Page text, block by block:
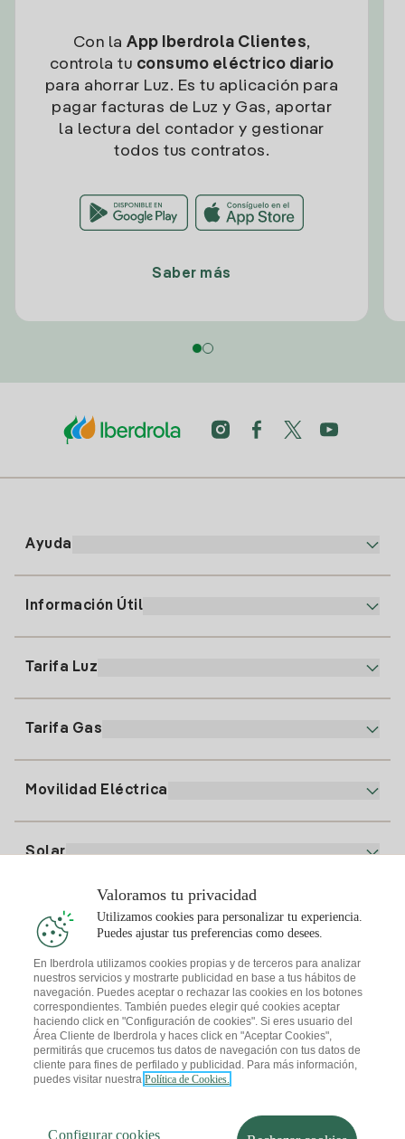
Con la App Iberdrola Clientes,
controla tu consumo eléctrico diario
para ahorrar Luz. Es tu aplicación para
pagar facturas de Luz y Gas, aportar
la lectura del contador y gestionar
todos tus contratos.
Saber más
Ayuda
91 919 52 73
clientes@tuiberdrola.es
Información Útil
Alta Gas
Tarifa Luz
Precio de la luz hoy
Tarifa Gas
Movilidad Eléctrica
Solar
Plan Solar
Simulador Placas Solares
Comunidades Solares
Solar Cloud
I + Repair Solar
Te interesa
Consejos Luz
Consejos Gas
Autoconsumo
Transporte Eléctrico
Descarga la App Iberdrola Clientes
Mapa webInformación legal y Política de cookies
Seguridad de la informaciónAccesibilidad
Valoramos tu privacidad
Utilizamos cookies para personalizar tu experiencia.
Puedes ajustar tus preferencias como desees.
En Iberdrola utilizamos cookies propias y de terceros para analizar
nuestros servicios y mostrarte publicidad en base a tus hábitos de
navegación. Puedes aceptar o rechazar las cookies en los botones
correspondientes. También puedes elegir qué cookies aceptar
haciendo click en "Configuración de cookies". Si eres usuario del
Área Cliente de Iberdrola y haces click en "Aceptar Cookies",
permitirás que crucemos tus datos de navegación con tus datos de
cliente para fines de perfilado y publicidad. Para más información,
puedes visitar nuestra Política de Cookies.
Configurar cookies